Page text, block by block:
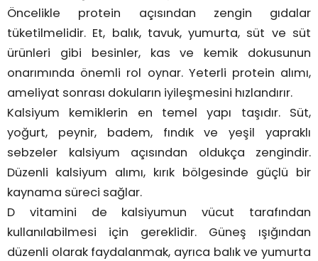
Öncelikle protein açısından zengin gıdalar
tüketilmelidir. Et, balık, tavuk, yumurta, süt ve süt
ürünleri gibi besinler, kas ve kemik dokusunun
onarımında önemli rol oynar. Yeterli protein alımı,
ameliyat sonrası dokuların iyileşmesini hızlandırır.
Kalsiyum kemiklerin en temel yapı taşıdır. Süt,
yoğurt, peynir, badem, fındık ve yeşil yapraklı
sebzeler kalsiyum açısından oldukça zengindir.
Düzenli kalsiyum alımı, kırık bölgesinde güçlü bir
kaynama süreci sağlar.
D vitamini de kalsiyumun vücut tarafından
kullanılabilmesi için gereklidir. Güneş ışığından
düzenli olarak faydalanmak, ayrıca balık ve yumurta